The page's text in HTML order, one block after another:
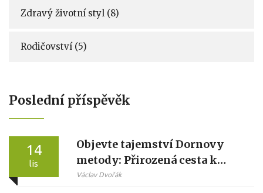
Zdravý životní styl (8)
Rodičovství (5)
Poslední příspěvěk
14
lis
Objevte tajemství Dornovy
metody: Přirozená cesta k
úlevě od bolesti
Václav Dvořák